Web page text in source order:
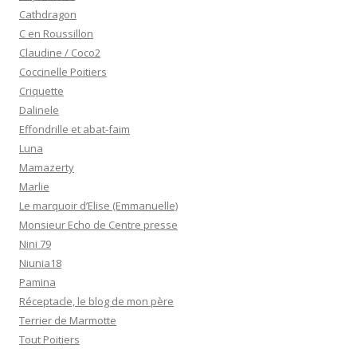
Cathdragon
C en Roussillon
Claudine / Coco2
Coccinelle Poitiers
Criquette
Dalinele
Effondrille et abat-faim
Luna
Mamazerty
Marlie
Le marquoir d’Elise (Emmanuelle)
Monsieur Echo de Centre presse
Nini 79
Niunia18
Pamina
Réceptacle, le blog de mon père
Terrier de Marmotte
Tout Poitiers